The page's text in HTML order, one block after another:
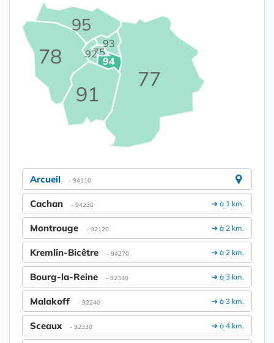
75
77
78
91
92
93
94
95
Arcueil - 94110
➔ à 1 km.
Cachan - 94230
➔ à 2 km.
Montrouge - 92120
➔ à 2 km.
Kremlin-Bicêtre - 94270
➔ à 3 km.
Bourg-la-Reine - 92340
➔ à 3 km.
Malakoff - 92240
➔ à 4 km.
Sceaux - 92330